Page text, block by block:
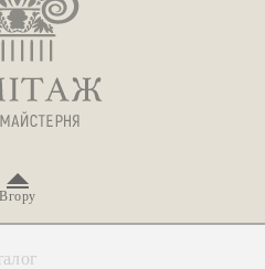
Вгору